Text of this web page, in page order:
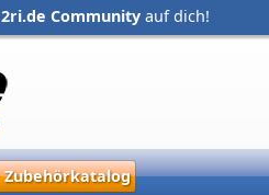
2ri.de Community auf dich!
Zubehörkatalog